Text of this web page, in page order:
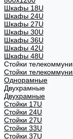
Шкафы 18U
Шкафы 24U
Шкафы 27U
Шкафы 30U
Шкафы 36U
Шкафы 42U
Шкафы 48U
Стойки
Стойки
Однорамные
Двухрамные
Двухрамные
Стойки 17U
Стойки 24U
Стойки 27U
Стойки 33U
Стойки 37U